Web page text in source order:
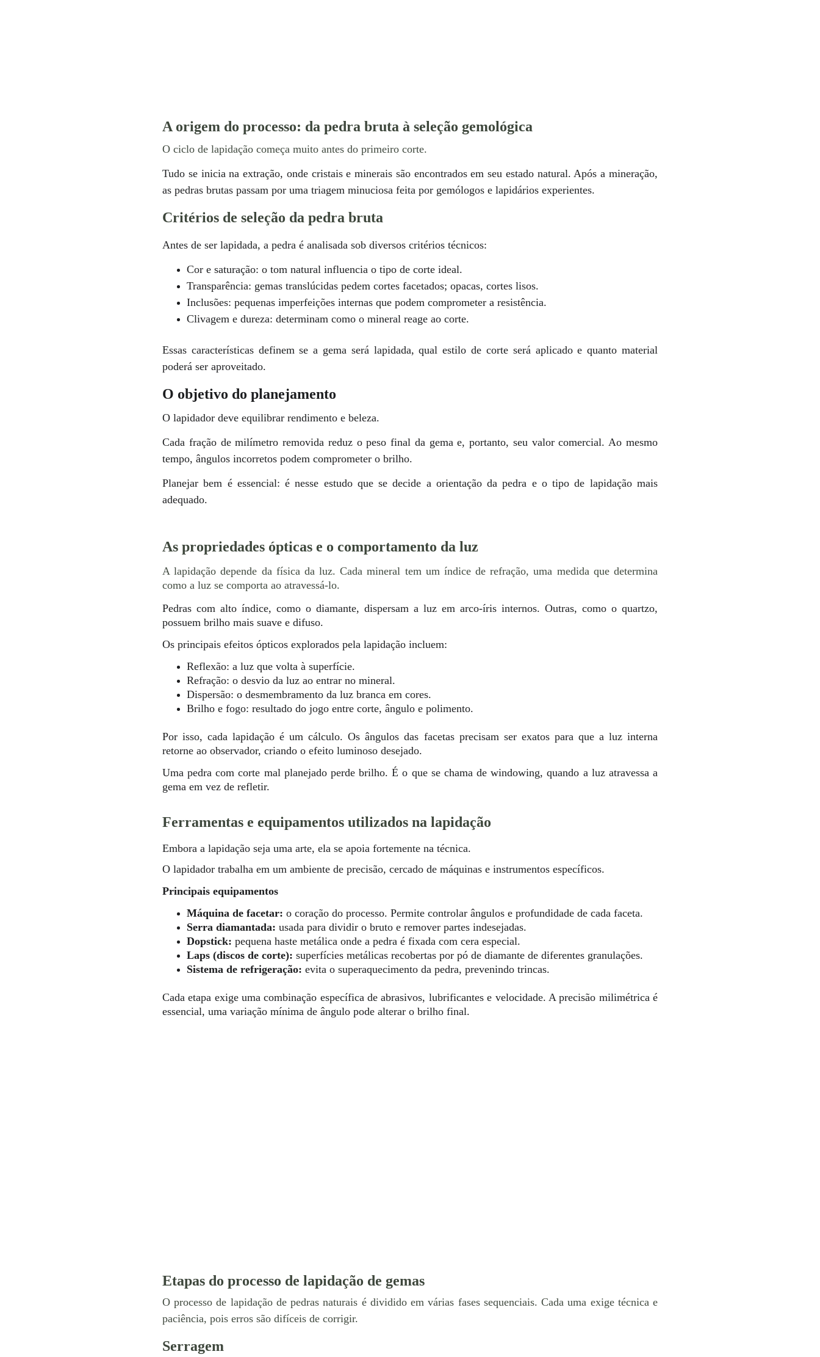
A origem do processo: da pedra bruta à seleção gemológica
O ciclo de lapidação começa muito antes do primeiro corte.
Tudo se inicia na extração, onde cristais e minerais são encontrados em seu estado natural. Após a mineração,
as pedras brutas passam por uma triagem minuciosa feita por gemólogos e lapidários experientes.
Critérios de seleção da pedra bruta
Antes de ser lapidada, a pedra é analisada sob diversos critérios técnicos:
Cor e saturação: o tom natural influencia o tipo de corte ideal.
Transparência: gemas translúcidas pedem cortes facetados; opacas, cortes lisos.
Inclusões: pequenas imperfeições internas que podem comprometer a resistência.
Clivagem e dureza: determinam como o mineral reage ao corte.
Essas características definem se a gema será lapidada, qual estilo de corte será aplicado e quanto material
poderá ser aproveitado.
O objetivo do planejamento
O lapidador deve equilibrar rendimento e beleza.
Cada fração de milímetro removida reduz o peso final da gema e, portanto, seu valor comercial. Ao mesmo
tempo, ângulos incorretos podem comprometer o brilho.
Planejar bem é essencial: é nesse estudo que se decide a orientação da pedra e o tipo de lapidação mais
adequado.
As propriedades ópticas e o comportamento da luz
A lapidação depende da física da luz. Cada mineral tem um índice de refração, uma medida que determina
como a luz se comporta ao atravessá-lo.
Pedras com alto índice, como o diamante, dispersam a luz em arco-íris internos. Outras, como o quartzo,
possuem brilho mais suave e difuso.
Os principais efeitos ópticos explorados pela lapidação incluem:
Reflexão: a luz que volta à superfície.
Refração: o desvio da luz ao entrar no mineral.
Dispersão: o desmembramento da luz branca em cores.
Brilho e fogo: resultado do jogo entre corte, ângulo e polimento.
Por isso, cada lapidação é um cálculo. Os ângulos das facetas precisam ser exatos para que a luz interna
retorne ao observador, criando o efeito luminoso desejado.
Uma pedra com corte mal planejado perde brilho. É o que se chama de windowing, quando a luz atravessa a
gema em vez de refletir.
Ferramentas e equipamentos utilizados na lapidação
Embora a lapidação seja uma arte, ela se apoia fortemente na técnica.
O lapidador trabalha em um ambiente de precisão, cercado de máquinas e instrumentos específicos.
Principais equipamentos
Máquina de facetar: o coração do processo. Permite controlar ângulos e profundidade de cada faceta.
Serra diamantada: usada para dividir o bruto e remover partes indesejadas.
Dopstick: pequena haste metálica onde a pedra é fixada com cera especial.
Laps (discos de corte): superfícies metálicas recobertas por pó de diamante de diferentes granulações.
Sistema de refrigeração: evita o superaquecimento da pedra, prevenindo trincas.
Cada etapa exige uma combinação específica de abrasivos, lubrificantes e velocidade. A precisão milimétrica é
essencial, uma variação mínima de ângulo pode alterar o brilho final.
Etapas do processo de lapidação de gemas
O processo de lapidação de pedras naturais é dividido em várias fases sequenciais. Cada uma exige técnica e
paciência, pois erros são difíceis de corrigir.
Serragem